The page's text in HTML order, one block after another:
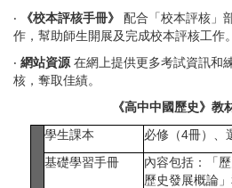
‧
《校本評核手冊》
配合「校本評核」
作，幫助師生開展及完成校本評核工作。
‧ 網站資源 在網上提供更多考試資訊和
核，奪取佳績。
《高中中國歷史》教
學生課本
必修（4冊）、
基礎學習手冊
內容包括：「
歷史發展概論